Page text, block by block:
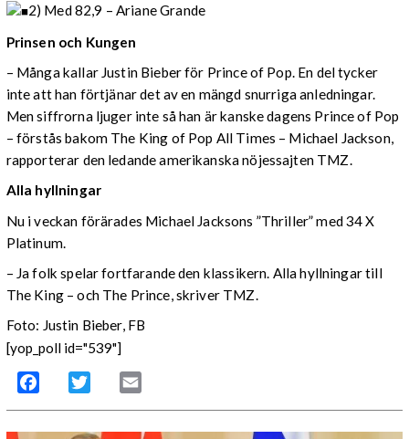
2) Med 82,9 – Ariane Grande
Prinsen och Kungen
– Många kallar Justin Bieber för Prince of Pop. En del tycker
inte att han förtjänar det av en mängd snurriga anledningar.
Men siffrorna ljuger inte så han är kanske dagens Prince of Pop
– förstås bakom The King of Pop All Times – Michael Jackson,
rapporterar den ledande amerikanska nöjessajten TMZ.
Alla hyllningar
Nu i veckan förärades Michael Jacksons ”Thriller” med 34 X
Platinum.
– Ja folk spelar fortfarande den klassikern. Alla hyllningar till
The King – och The Prince, skriver TMZ.
Foto: Justin Bieber, FB
[yop_poll id="539"]
Facebook Twitter